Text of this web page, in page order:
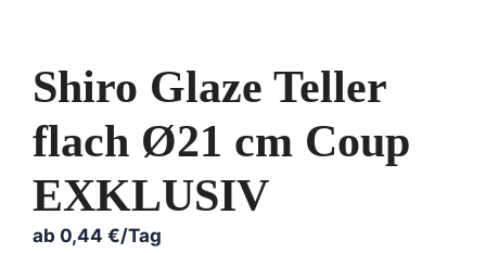
Shiro Glaze Teller
flach Ø21 cm Coup
EXKLUSIV
ab 0,44 €/Tag